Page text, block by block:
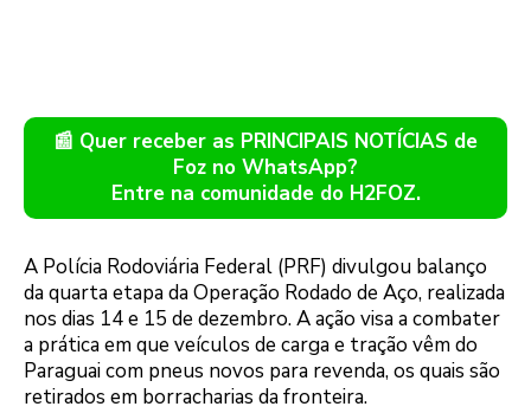
📰 Quer receber as PRINCIPAIS NOTÍCIAS de
Foz no WhatsApp?
Entre na comunidade do H2FOZ.
A Polícia Rodoviária Federal (PRF) divulgou balanço
da quarta etapa da Operação Rodado de Aço, realizada
nos dias 14 e 15 de dezembro. A ação visa a combater
a prática em que veículos de carga e tração vêm do
Paraguai com pneus novos para revenda, os quais são
retirados em borracharias da fronteira.